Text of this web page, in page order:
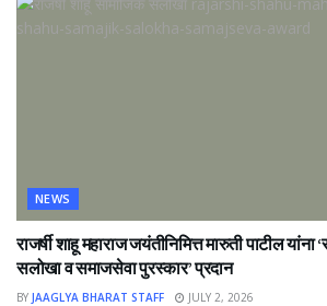
NEWS
राजर्षी शाहू महाराज जयंतीनिमित्त मारुती पाटील यांना
सलोखा व समाजसेवा पुरस्कार’ प्रदान
BY JAAGLYA BHARAT STAFF JULY 2, 2026